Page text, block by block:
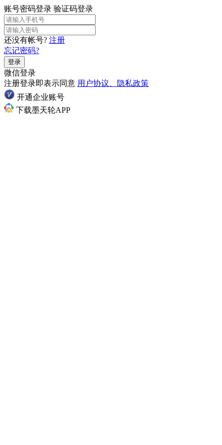
账号密码登录 验证码登录
还没有帐号? 注册
忘记密码?
登录
微信登录
注册登录即表示同意 用户协议、隐私政策
开通企业账号
下载墨天轮APP